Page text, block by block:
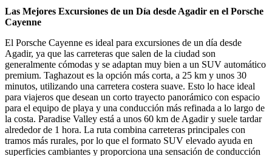
Las Mejores Excursiones de un Día desde Agadir en el Porsche
Cayenne
El Porsche Cayenne es ideal para excursiones de un día desde
Agadir, ya que las carreteras que salen de la ciudad son
generalmente cómodas y se adaptan muy bien a un SUV automático
premium. Taghazout es la opción más corta, a 25 km y unos 30
minutos, utilizando una carretera costera suave. Esto lo hace ideal
para viajeros que desean un corto trayecto panorámico con espacio
para el equipo de playa y una conducción más refinada a lo largo de
la costa. Paradise Valley está a unos 60 km de Agadir y suele tardar
alrededor de 1 hora. La ruta combina carreteras principales con
tramos más rurales, por lo que el formato SUV elevado ayuda en
superficies cambiantes y proporciona una sensación de conducción